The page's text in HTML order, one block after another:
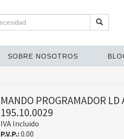
SOBRE NOSOTROS
MANDO PROGRAMADOR LD
195.10.0029
IVA Incluido
P.V.P.:0.00